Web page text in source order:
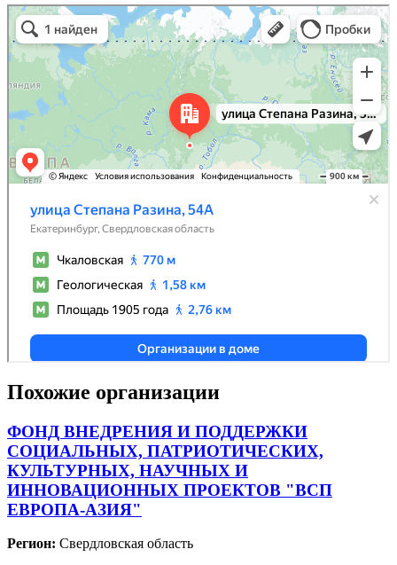
Похожие организации
ФОНД ВНЕДРЕНИЯ И ПОДДЕРЖКИ
СОЦИАЛЬНЫХ, ПАТРИОТИЧЕСКИХ,
КУЛЬТУРНЫХ, НАУЧНЫХ И
ИННОВАЦИОННЫХ ПРОЕКТОВ "ВСП
ЕВРОПА-АЗИЯ"
Регион: Свердловская область